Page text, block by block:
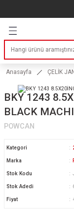
Lastikleri
Lastikleri
Hız Lastikleri
ve Fren Yağları
Anasayfa ÇELİK
BKY 1243
BLACK
POWCAN
Kategori
Marka
Stok Kodu
Stok Adedi
Fiyat